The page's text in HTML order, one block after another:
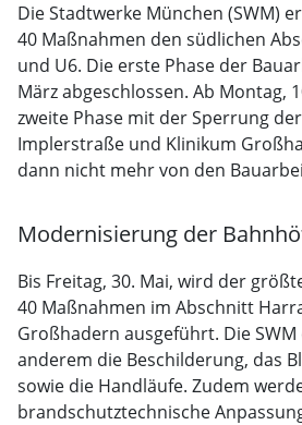
Die Stadtwerke München (SWM)
40 Maßnahmen den südlichen
und U6. Die erste Phase der
März abgeschlossen. Ab Montag,
zweite Phase mit der Sperrung
Implerstraße und Klinikum
dann nicht mehr von den
Modernisierung der
Bis Freitag, 30. Mai, wird der
40 Maßnahmen im Abschnitt
Großhadern ausgeführt. Die
anderem die Beschilderung, das
sowie die Handläufe. Zudem
brandschutztechnische